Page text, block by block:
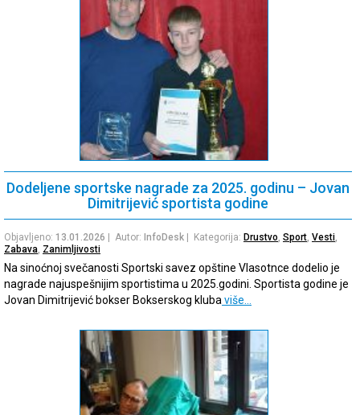
Dodeljene sportske nagrade za 2025. godinu – Jovan
Dimitrijević sportista godine
Objavljeno: 13.01.2026 | Autor: InfoDesk | Kategorija: Drustvo, Sport, Vesti,
Zabava, Zanimljivosti
Na sinoćnoj svečanosti Sportski savez opštine Vlasotnce dodelio je
nagrade najuspešnijim sportistima u 2025.godini. Sportista godine je
Jovan Dimitrijević bokser Bokserskog klubaviše…